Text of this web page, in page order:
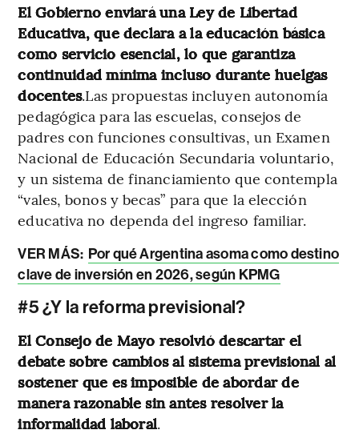
El Gobierno enviará una Ley de Libertad
Educativa, que declara a la educación básica
como servicio esencial, lo que garantiza
continuidad mínima incluso durante huelgas
docentes.Las propuestas incluyen autonomía
pedagógica para las escuelas, consejos de
padres con funciones consultivas, un Examen
Nacional de Educación Secundaria voluntario,
y un sistema de financiamiento que contempla
“vales, bonos y becas” para que la elección
educativa no dependa del ingreso familiar.
VER MÁS: Por qué Argentina asoma como destino
clave de inversión en 2026, según KPMG
#5 ¿Y la reforma previsional?
El Consejo de Mayo resolvió descartar el
debate sobre cambios al sistema previsional al
sostener que es imposible de abordar de
manera razonable sin antes resolver la
informalidad laboral.